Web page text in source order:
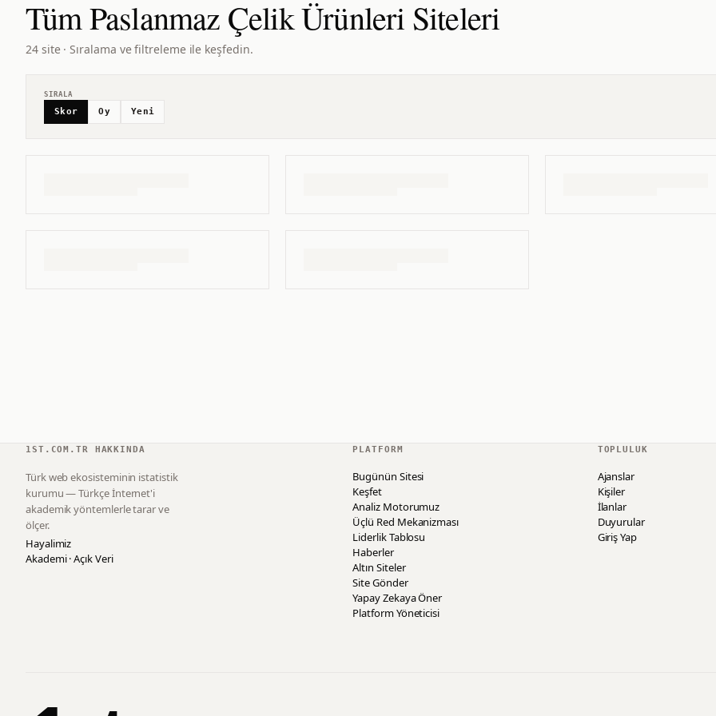
TümPaslanmaz Çelik Ürünleri Siteleri
24 site · Sıralama ve filtreleme ile keşfedin.
SIRALA
Skor Oy Yeni
1ST.COM.TR HAKKINDA
Türk web ekosisteminin istatistik
kurumu — Türkçe İnternet'i
akademik yöntemlerle tarar ve
ölçer.
Hayalimiz
Akademi · Açık Veri
PLATFORM
Bugünün Sitesi
Keşfet
Analiz Motorumuz
Üçlü Red Mekanizması
Liderlik Tablosu
Haberler
Altın Siteler
Site Gönder
Yapay Zekaya Öner
Platform Yöneticisi
TOPLULUK
Ajanslar
Kişiler
İlanlar
Duyurular
Giriş Yap